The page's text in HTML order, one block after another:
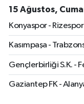
15 Ağustos,
Konyaspor - Rizespor
Kasımpaşa -
Gençlerbirliği S.K. -
Gaziantep FK -